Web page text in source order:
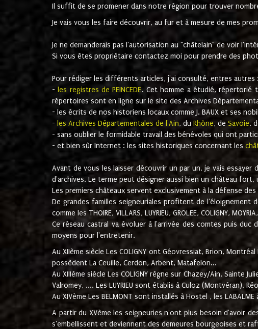
Il suffit de se promener dans notre région pour trouver
Je vais vous les faire découvrir, au fur et à mesure de mes
Je ne demanderais pas l'autorisation au "châtelain" de voir
Si vous êtes propriétaire contactez moi pour prendre des
Pour rédiger les différents articles, j'ai consulté, entres autres :
- les registres de PEINCEDE. Cet homme a étudié, répertorié
répertoires sont en ligne sur le site des Archives
- les écrits de nos historiens locaux comme J. BAUX et ses
- les Archives Départementales de l'Ain, du Rhône, de Savoie.
- sans oublier le formidable travail des bénévoles qui ont
- et bien sûr Internet : les sites historiques concernant les
Avant de vous les laisser découvrir un par un, je vais
d'archives. Le terme peut désigner aussi bien un château
Les premiers châteaux servent exclusivement à la défense
De grandes familles seigneuriales profitent de
comme les THOIRE, VILLARS, LUYRIEU, GROLEE, COLIGNY,
Ce réseau castral va évoluer à l'arrivée des comtes puis duc
moyens pour l'entretenir.
Au XIIème siècle Les COLIGNY ont Géovressiat, Brion,
possèdent La Ceuille, Cerdon, Arbent, Matafelon...
Au XIIIème siècle Les COLIGNY règne sur Chazey/Ain, Sainte
Valromey, .... Les LUYRIEU sont établis à Culoz (Montvéran),
Au XIVème Les BELMONT sont installés à Hostel , les
A partir du XVème les seigneuries n'ont plus besoin d'avoir
s'embellissent et deviennent des demeures bourgeoises et